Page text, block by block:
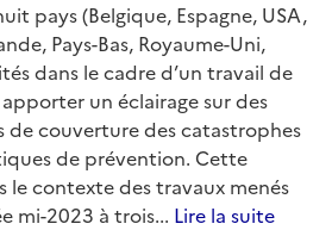
pays (Belgique, Espagne, USA,
Pays-Bas, Royaume-Uni,
dans le cadre d’un travail de
un éclairage sur des
de couverture des catastrophes
de prévention. Cette
le contexte des travaux menés
mi-2023 à trois... Lire la suite